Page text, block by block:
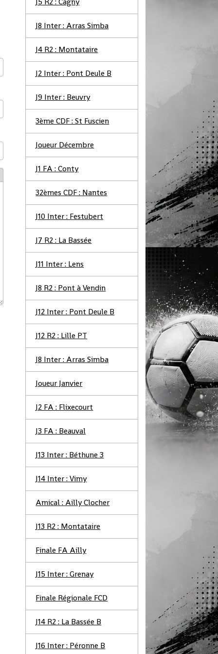
J8 Inter : Arras Simba
J4 R2 : Montataire
J2 Inter : Pont Deule B
J9 Inter : Beuvry
3ème CDF : St Fuscien
Joueur Décembre
J1 FA : Conty
32èmes CDF : Nantes
J10 Inter : Festubert
J7 R2 : La Bassée
J11 Inter : Lens
J8 R2 : Pont à Vendin
J12 Inter : Pont Deule B
J12 R2 : Lille PT
J8 Inter : Arras Simba
Joueur Janvier
J2 FA : Flixecourt
J3 FA : Beauval
J13 Inter : Béthune 3
J14 Inter : Vimy
Amical : Ailly Clocher
J13 R2 : Montataire
Finale FA Ailly
J15 Inter : Grenay
Finale Régionale FCD
J14 R2 : La Bassée B
J16 Inter : Péronne B